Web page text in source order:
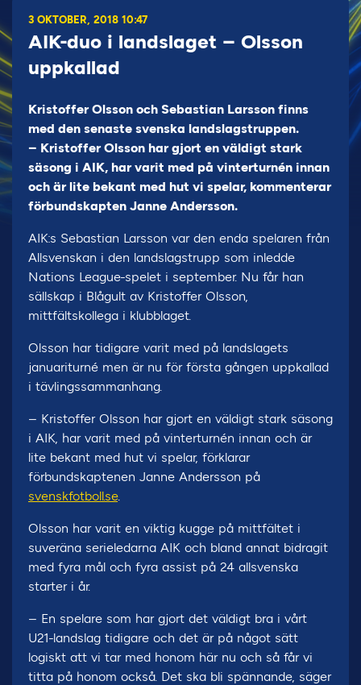
3 OKTOBER, 2018 10:47
AIK-duo i landslaget – Olsson
uppkallad
Kristoffer Olsson och Sebastian Larsson finns
med den senaste svenska landslagstruppen.
– Kristoffer Olsson har gjort en väldigt stark
säsong i AIK, har varit med på vinterturnén innan
och är lite bekant med hut vi spelar, kommenterar
förbundskapten Janne Andersson.
AIK:s Sebastian Larsson var den enda spelaren från
Allsvenskan i den landslagstrupp som inledde
Nations League-spelet i september. Nu får han
sällskap i Blågult av Kristoffer Olsson,
mittfältskollega i klubblaget.
Olsson har tidigare varit med på landslagets
januariturné men är nu för första gången uppkallad
i tävlingssammanhang.
– Kristoffer Olsson har gjort en väldigt stark säsong
i AIK, har varit med på vinterturnén innan och är
lite bekant med hut vi spelar, förklarar
förbundskaptenen Janne Andersson på
svenskfotboll.se.
Olsson har varit en viktig kugge på mittfältet i
suveräna serieledarna AIK och bland annat bidragit
med fyra mål och fyra assist på 24 allsvenska
starter i år.
– En spelare som har gjort det väldigt bra i vårt
U21-landslag tidigare och det är på något sätt
logiskt att vi tar med honom här nu och så får vi
titta på honom också. Det ska bli spännande, säger